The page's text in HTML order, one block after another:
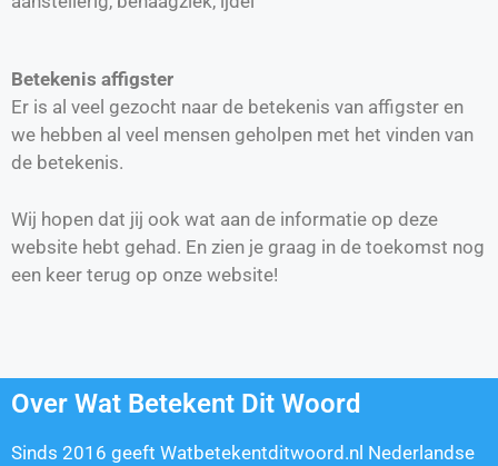
Betekenis affigster
Er is al veel gezocht naar de betekenis van affigster en
we hebben al veel mensen geholpen met het vinden van
de betekenis.
Wij hopen dat jij ook wat aan de informatie op deze
website hebt gehad. En zien je graag in de toekomst nog
een keer terug op onze website!
Over Wat Betekent Dit Woord
Sinds 2016 geeft Watbetekentditwoord.nl Nederlandse